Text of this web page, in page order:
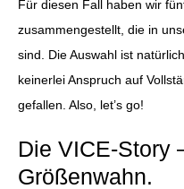
Für diesen Fall haben wir
zusammengestellt, die in
sind. Die Auswahl ist
keinerlei Anspruch auf
gefallen. Also, let’s go!
Die VICE-Story
Größenwahn.